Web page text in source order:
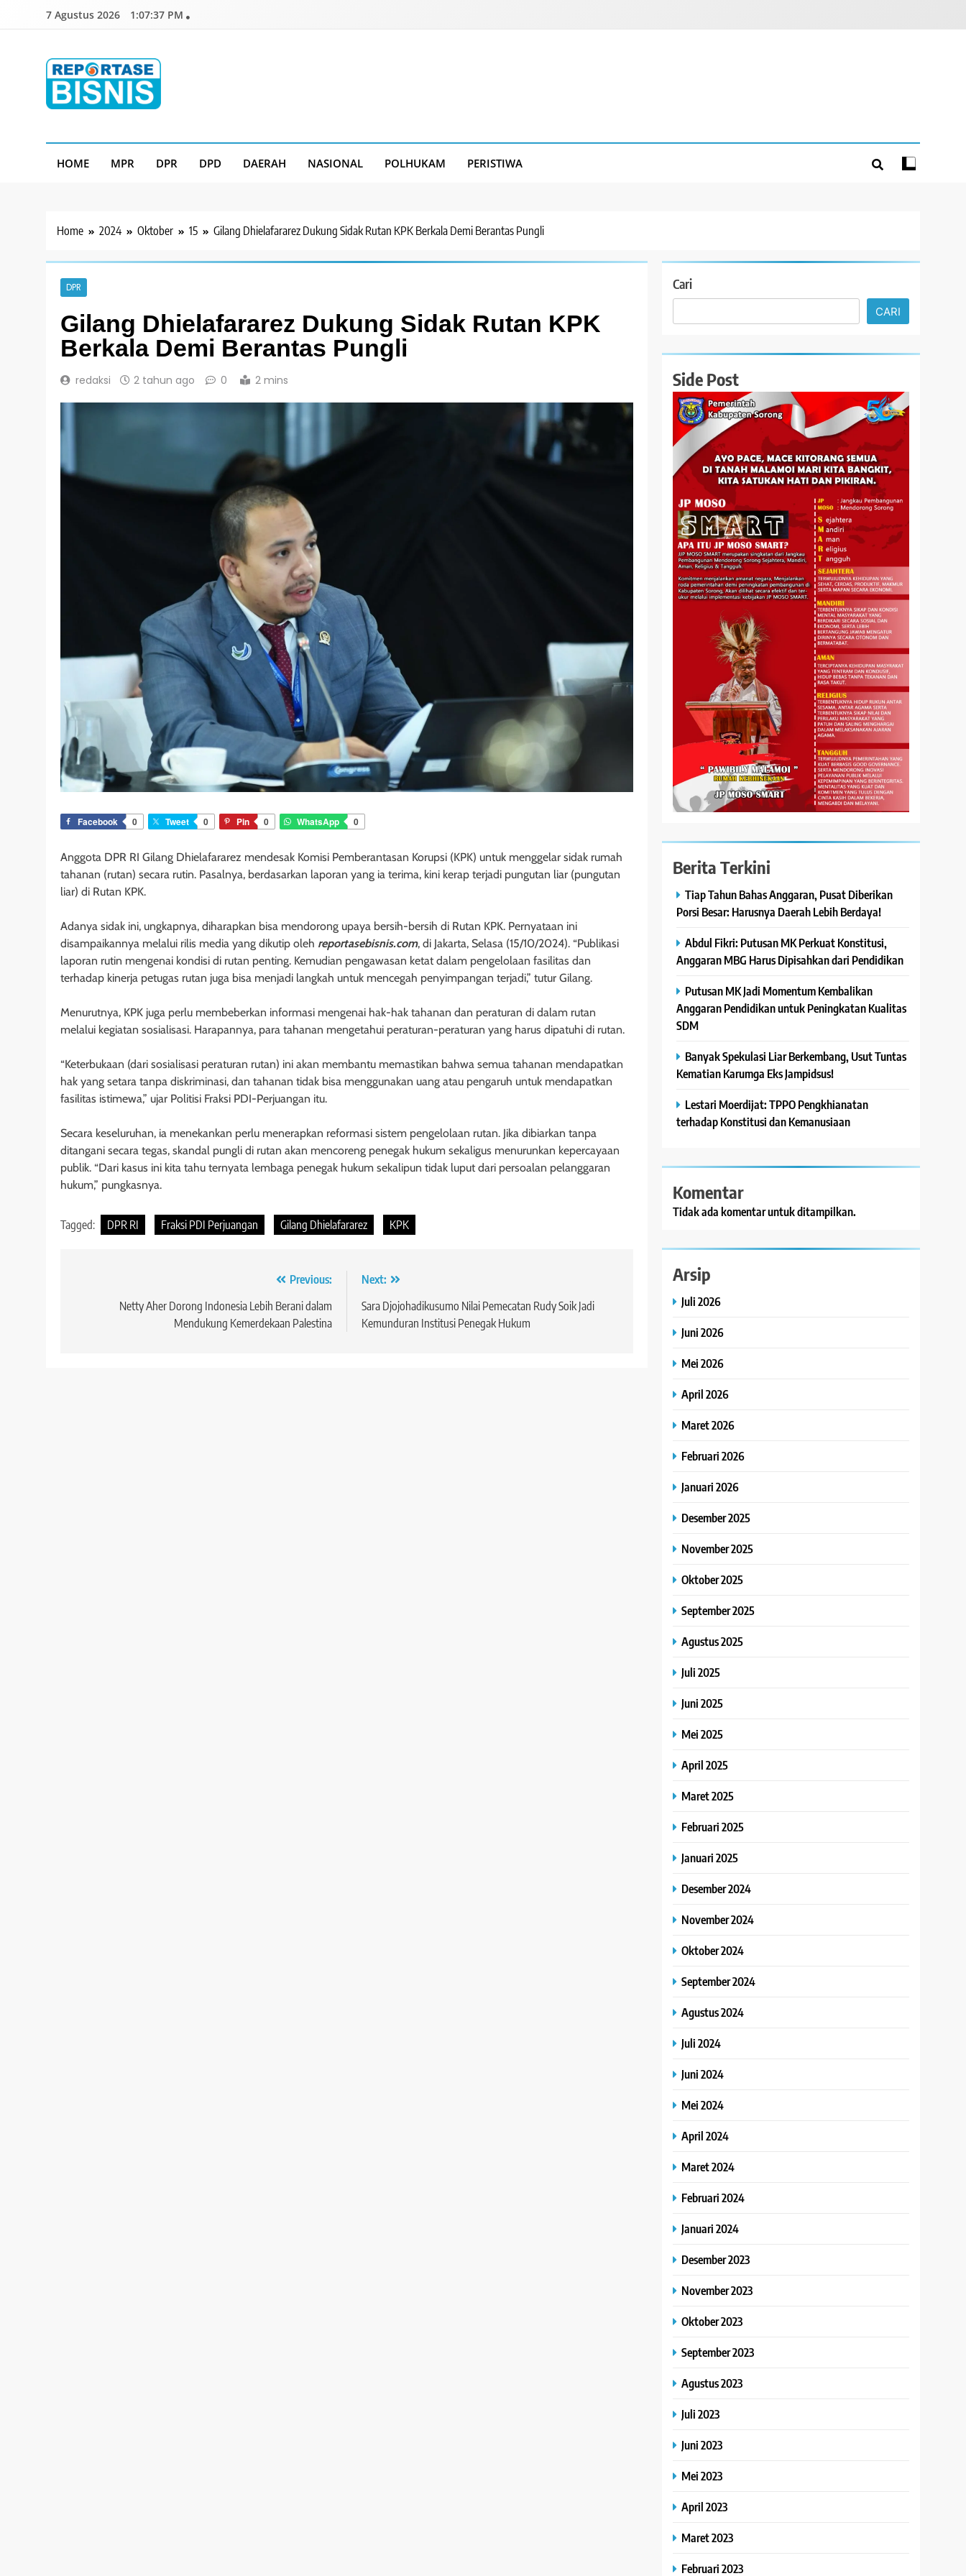
7 Agustus 2026 1:07:38 PM
HOME MPR DPR DPD DAERAH NASIONAL POLHUKAM PERISTIWA
Home 2024 Oktober 15 Gilang Dhielafararez Dukung Sidak Rutan KPK Berkala Demi Berantas Pungli
DPR
Gilang Dhielafararez Dukung Sidak Rutan KPK
Berkala Demi Berantas Pungli
redaksi 2 tahun ago 0 2 mins
Facebook 0 Tweet 0 Pin 0 WhatsApp 0
Anggota DPR RI Gilang Dhielafararez mendesak Komisi Pemberantasan Korupsi (KPK) untuk menggelar sidak rumah
tahanan (rutan) secara rutin. Pasalnya, berdasarkan laporan yang ia terima, kini kerap terjadi pungutan liar (pungutan
liar) di Rutan KPK.
Adanya sidak ini, ungkapnya, diharapkan bisa mendorong upaya bersih-bersih di Rutan KPK. Pernyataan ini
disampaikannya melalui rilis media yang dikutip oleh reportasebisnis.com, di Jakarta, Selasa (15/10/2024). “Publikasi
laporan rutin mengenai kondisi di rutan penting. Kemudian pengawasan ketat dalam pengelolaan fasilitas dan
terhadap kinerja petugas rutan juga bisa menjadi langkah untuk mencegah penyimpangan terjadi,” tutur Gilang.
Menurutnya, KPK juga perlu membeberkan informasi mengenai hak-hak tahanan dan peraturan di dalam rutan
melalui kegiatan sosialisasi. Harapannya, para tahanan mengetahui peraturan-peraturan yang harus dipatuhi di rutan.
“Keterbukaan (dari sosialisasi peraturan rutan) ini akan membantu memastikan bahwa semua tahanan mendapatkan
hak yang setara tanpa diskriminasi, dan tahanan tidak bisa menggunakan uang atau pengaruh untuk mendapatkan
fasilitas istimewa,” ujar Politisi Fraksi PDI-Perjuangan itu.
Secara keseluruhan, ia menekankan perlu menerapkan reformasi sistem pengelolaan rutan. Jika dibiarkan tanpa
ditangani secara tegas, skandal pungli di rutan akan mencoreng penegak hukum sekaligus menurunkan kepercayaan
publik. “Dari kasus ini kita tahu ternyata lembaga penegak hukum sekalipun tidak luput dari persoalan pelanggaran
hukum,” pungkasnya.
Tagged: DPR RI Fraksi PDI Perjuangan Gilang Dhielafararez KPK
Previous:
Netty Aher Dorong Indonesia Lebih Berani dalam
Mendukung Kemerdekaan Palestina
Next:
Sara Djojohadikusumo Nilai Pemecatan Rudy Soik Jadi
Kemunduran Institusi Penegak Hukum
Cari
CARI
Side Post
Berita Terkini
Tiap Tahun Bahas Anggaran, Pusat Diberikan
Porsi Besar: Harusnya Daerah Lebih Berdaya!
Abdul Fikri: Putusan MK Perkuat Konstitusi,
Anggaran MBG Harus Dipisahkan dari Pendidikan
Putusan MK Jadi Momentum Kembalikan
Anggaran Pendidikan untuk Peningkatan Kualitas
SDM
Banyak Spekulasi Liar Berkembang, Usut Tuntas
Kematian Karumga Eks Jampidsus!
Lestari Moerdijat: TPPO Pengkhianatan
terhadap Konstitusi dan Kemanusiaan
Komentar
Tidak ada komentar untuk ditampilkan.
Arsip
Juli 2026
Juni 2026
Mei 2026
April 2026
Maret 2026
Februari 2026
Januari 2026
Desember 2025
November 2025
Oktober 2025
September 2025
Agustus 2025
Juli 2025
Juni 2025
Mei 2025
April 2025
Maret 2025
Februari 2025
Januari 2025
Desember 2024
November 2024
Oktober 2024
September 2024
Agustus 2024
Juli 2024
Juni 2024
Mei 2024
April 2024
Maret 2024
Februari 2024
Januari 2024
Desember 2023
November 2023
Oktober 2023
September 2023
Agustus 2023
Juli 2023
Juni 2023
Mei 2023
April 2023
Maret 2023
Februari 2023